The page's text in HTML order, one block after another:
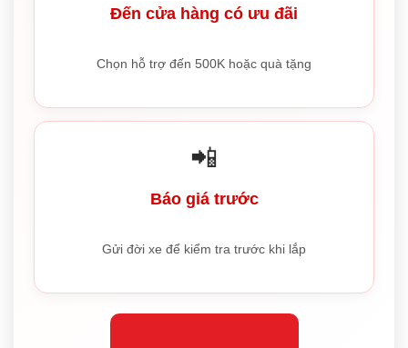
Đến cửa hàng có ưu đãi
Chọn hỗ trợ đến 500K hoặc quà tặng
📲
Báo giá trước
Gửi đời xe để kiểm tra trước khi lắp